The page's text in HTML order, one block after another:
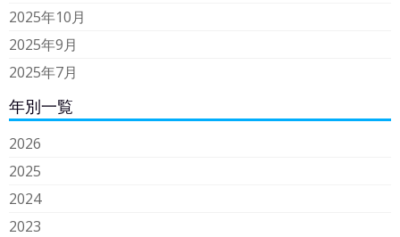
2025年10月
2025年9月
2025年7月
年別一覧
2026
2025
2024
2023